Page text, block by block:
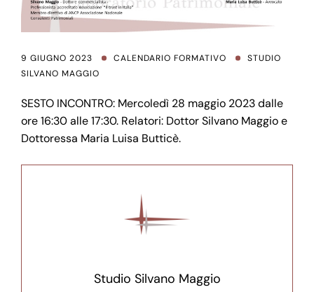
9 GIUGNO 2023 CALENDARIO FORMATIVO
STUDIO
SILVANO MAGGIO
SESTO INCONTRO: Mercoledì 28 maggio 2023 dalle
ore 16:30 alle 17:30. Relatori: Dottor Silvano Maggio e
Dottoressa Maria Luisa Butticè.
Studio Silvano Maggio